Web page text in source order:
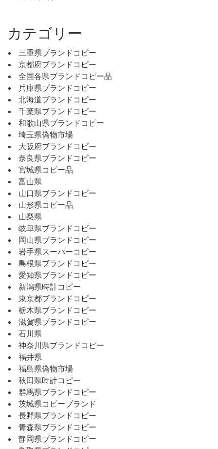
カテゴリー
三重県ブランドコピー
京都府ブランドコピー
全国各県ブランドコピー品
兵庫県ブランドコピー
北海道ブランドコピー
千葉県ブランドコピー
和歌山県ブランドコピー
埼玉県偽物市場
大阪府ブランドコピー
奈良県ブランドコピー
宮城県コピー品
富山県
山口県ブランドコピー
山形県コピー品
山梨県
岐阜県ブランドコピー
岡山県ブランドコピー
岩手県スーパーコピー
島根県ブランドコピー
愛知県ブランドコピー
新潟県時計コピー
東京都ブランドコピー
栃木県ブランドコピー
滋賀県ブランドコピー
石川県
神奈川県ブランドコピー
福井県
福島県偽物市場
秋田県時計コピー
群馬県ブランドコピー
茨城県コピーブランド
長野県ブランドコピー
青森県ブランドコピー
静岡県ブランドコピー